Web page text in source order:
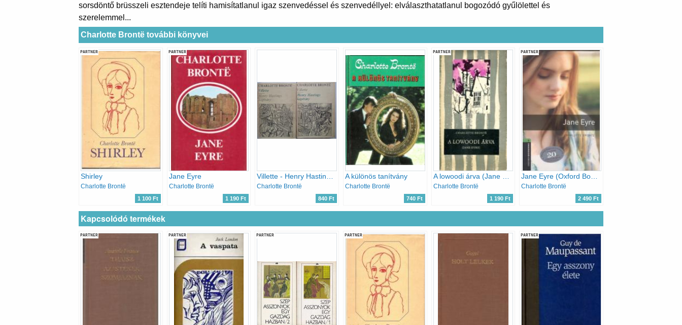
sorsdöntő brüsszeli esztendeje telíti hamisítatlanul igaz szenvedéssel és szenvedéllyel: elválaszthatatlanul bogozódó gyűlölettel és
szerelemmel...
Charlotte Brontë további könyvei
PARTNER
Shirley
Charlotte Brontë
1 100 Ft
PARTNER
Jane Eyre
Charlotte Brontë
1 190 Ft
Charlotte Brontë
840 Ft
A különös tanítvány
Charlotte Brontë
740 Ft
PARTNER
Charlotte Brontë
1 190 Ft
PARTNER
Charlotte Brontë
2 490 Ft
Kapcsolódó termékek
PARTNER PARTNER PARTNER PARTNER PARTNER